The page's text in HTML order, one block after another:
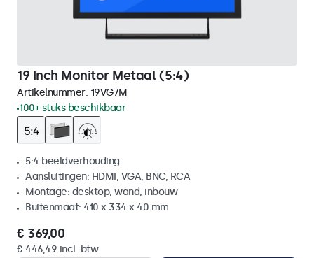
19 Inch Monitor Metaal (5:4)
Artikelnummer: 19VG7M
100+ stuks beschikbaar
5:4 beeldverhouding
Aansluitingen: HDMI, VGA, BNC, RCA
Montage: desktop, wand, inbouw
Buitenmaat: 410 x 334 x 40 mm
€ 369,00
€ 446,49 incl. btw